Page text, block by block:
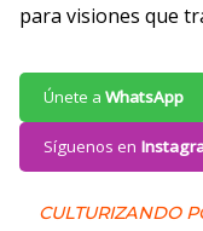
para visiones que
Únete a WhatsApp
Síguenos en
CULTURIZANDO